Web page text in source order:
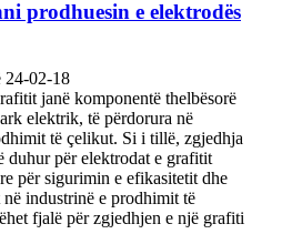
prodhuesin e elektrodës
24-02-18
janë komponentë thelbësorë
elektrik, të përdorura në
të çelikut. Si i tillë, zgjedhja
duhur për elektrodat e grafitit
për sigurimin e efikasitetit dhe
industrinë e prodhimit të
fjalë për zgjedhjen e një grafiti